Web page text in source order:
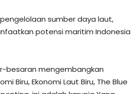
sumber daya laut,
potensi maritim Indonesia
besaran mengembangkan
Biru, Ekonomi Laut Biru, The Blue